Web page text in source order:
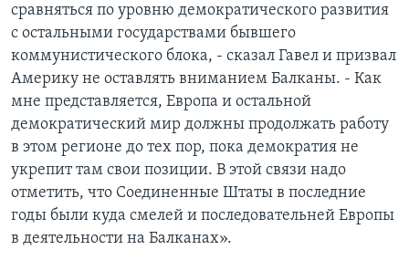
сравняться по уровню демократического развития
с остальными государствами бывшего
коммунистического блока, - сказал Гавел и призвал
Америку не оставлять вниманием Балканы. - Как
мне представляется, Европа и остальной
демократический мир должны продолжать работу
в этом регионе до тех пор, пока демократия не
укрепит там свои позиции. В этой связи надо
отметить, что Соединенные Штаты в последние
годы были куда смелей и последовательней Европы
в деятельности на Балканах».